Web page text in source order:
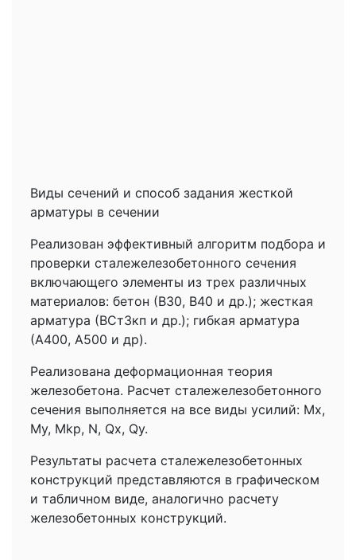
Виды сечений и способ задания жесткой
арматуры в сечении
Реализован эффективный алгоритм подбора и
проверки сталежелезобетонного сечения
включающего элементы из трех различных
материалов: бетон (В30, В40 и др.); жесткая
арматура (ВСт3кп и др.); гибкая арматура
(А400, А500 и др).
Реализована деформационная теория
железобетона. Расчет сталежелезобетонного
сечения выполняется на все виды усилий: Мх,
Мy, Мkp, N, Qx, Qy.
Результаты расчета сталежелезобетонных
конструкций представляются в графическом
и табличном виде, аналогично расчету
железобетонных конструкций.